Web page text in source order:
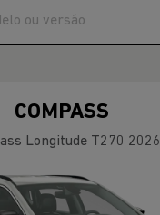
COMPASS
Longitude T270 2026